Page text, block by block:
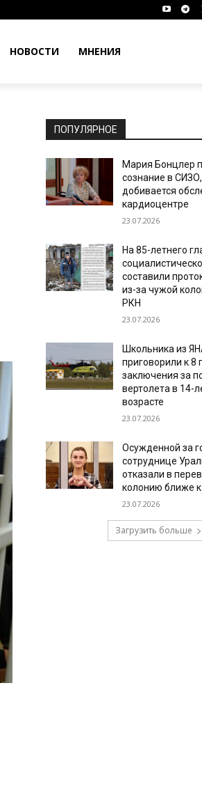
НОВОСТИ МНЕНИЯ
ПОПУЛЯРНОЕ
Мария Бонцлер
сознание в
добивается
кардиоцентре
23.07.2026
На 85-летнего
составили
из-за чужой
РКН
23.07.2026
Школьника из
приговорили к 8
заключения за
вертолета в 14-
возрасте
23.07.2026
Осужденной за
сотруднице
отказали в
колонию ближе
23.07.2026
Загрузить больше